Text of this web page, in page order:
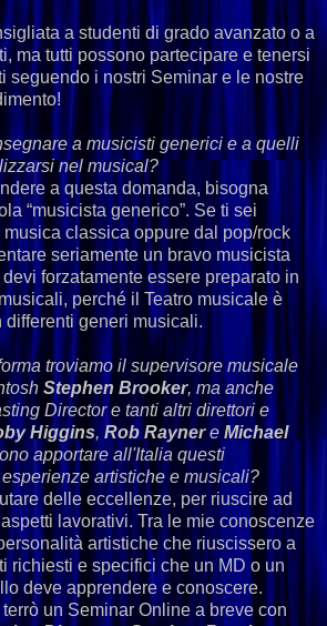
a studenti di grado avanzato o a
ma tutti possono partecipare e tenersi
seguendo i nostri Seminar e le nostre
a musicisti generici e a quelli
nel musical?
a questa domanda, bisogna
“musicista generico”. Se ti sei
classica oppure dal pop/rock
seriamente un bravo musicista
forzatamente essere preparato in
perché il Teatro musicale è
differenti generi musicali.
troviamo il supervisore musicale
Stephen Brooker, ma anche
Director e tanti altri direttori e
Higgins, Rob Raynere Michael
apportare all'Italia questi
artistiche e musicali?
delle eccellenze, per riuscire ad
lavorativi. Tra le mie conoscenze
artistiche che riuscissero a
richiesti e specifici che un MD o un
deve apprendere e conoscere.
un Seminar Online a breve con